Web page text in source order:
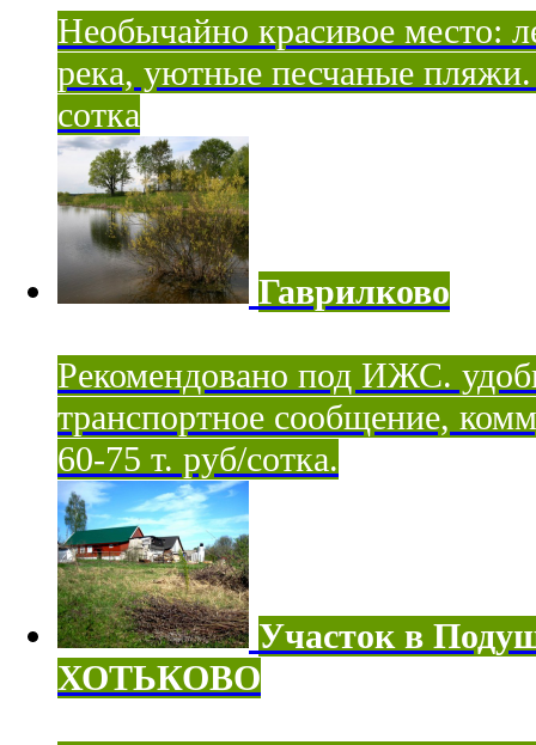
Необычайно красивое место:
река, уютные песчаные
сотка
Гаврилково
Рекомендовано под ИЖС.
транспортное сообщение,
60-75 т. руб/сотка.
Участок в
ХОТЬКОВО